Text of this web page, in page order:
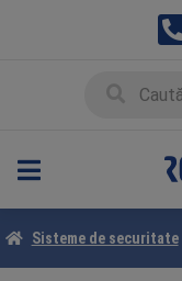
Sisteme de securitate